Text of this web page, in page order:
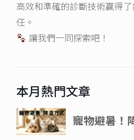
高效和準確的診斷技術贏得
任。
讓我們一同探索吧！
本月熱門文章